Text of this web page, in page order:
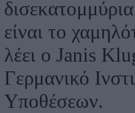
είναι το
λέει ο Janis
Γερμανικό
Υποθέσεων.